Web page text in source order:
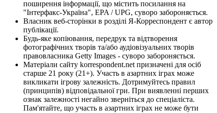
поширення інформації, що містить посилання на
"Інтерфакс-Україна", EPA / UPG, суворо забороняється.
Власник веб-сторінки в розділі Я-Корреспондент є автор
публікації.
Будь-яке копіювання, передрук та відтворення
фотографічних творів та/або аудіовізуальних творів
правовласника Getty Images - суворо забороняється.
Матеріали сайту korrespondent.net призначені для осіб
старше 21 року (21+). Участь в азартних іграх може
викликати ігрову залежність. Дотримуйтесь правил
(принципів) відповідальної гри. При виявленні перших
ознак залежності негайно зверніться до спеціаліста.
Пам'ятайте, що участь в азартних іграх не може бути